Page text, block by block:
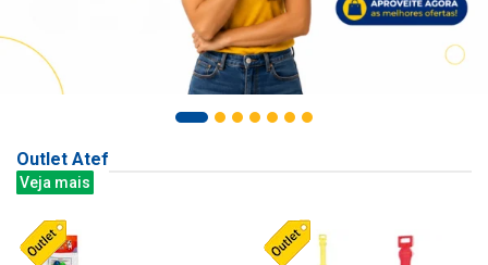
Outlet Atef
Veja mais